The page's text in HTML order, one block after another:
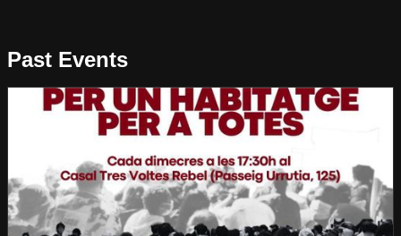
Past Events